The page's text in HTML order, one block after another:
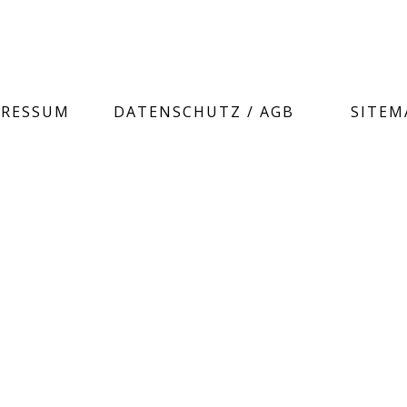
DATENSCHUTZ / AGB